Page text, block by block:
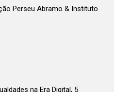
Perseu Abramo & Instituto
na Era Digital, 5